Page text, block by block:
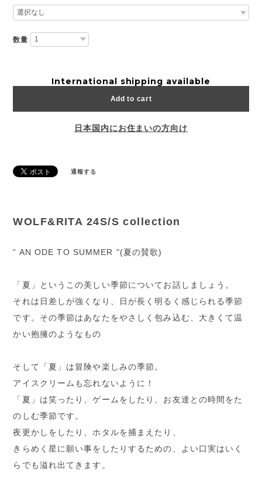
数量
International shipping available
Add to cart
日本国内にお住まいの方向け
通報する
WOLF&RITA 24S/S collection
“ AN ODE TO SUMMER "(夏の賛歌)
「夏」というこの美しい季節についてお話しましょう。
それは日差しが強くなり、日が長く明るく感じられる季節
です。その季節はあなたをやさしく包み込む、大きくて温
かい抱擁のようなもの
そして「夏」は冒険や楽しみの季節。
アイスクリームも忘れないように！
「夏」は笑ったり、ゲームをしたり、お友達との時間をた
のしむ季節です。
夜更かしをしたり、ホタルを捕まえたり、
きらめく星に願い事をしたりするための、よい口実はいく
らでも溢れ出てきます。